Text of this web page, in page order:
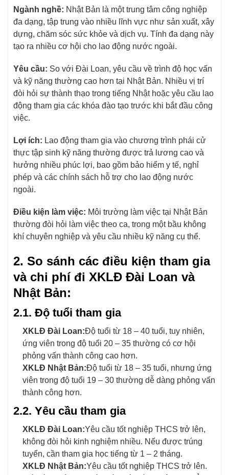
Ngành nghề: Nhật Bản là một trung tâm công nghiệp
đa dạng, tập trung vào nhiều lĩnh vực như sản xuất, xây
dựng, chăm sóc sức khỏe và dịch vụ. Tính đa dạng này
tạo ra nhiều cơ hội cho lao động nước ngoài.
Yêu cầu: So với Đài Loan, yêu cầu về trình độ học vấn
và kỹ năng thường cao hơn tại Nhật Bản. Nhiều vị trí
đòi hỏi sự thành thạo trong tiếng Nhật hoặc yêu cầu lao
động tham gia các khóa đào tạo trước khi bắt đầu công
việc.
Lợi ích: Lao động tham gia vào chương trình phái cử
thực tập sinh kỹ năng thường được trả lương cao và
hưởng nhiều phúc lợi, bao gồm bảo hiểm y tế, nghỉ
phép và các chính sách hỗ trợ cho lao động nước
ngoài.
Điều kiện làm việc: Môi trường làm việc tại Nhật Bản
thường đòi hỏi làm việc theo ca, trong một bầu không
khí chuyên nghiệp và yêu cầu nhiều kỹ năng cụ thể.
2. So sánh các điều kiện tham gia
và chi phí đi XKLĐ Đài Loan và
Nhật Bản:
2.1. Độ tuổi tham gia
XKLĐ Đài Loan:Độ tuổi từ 18 – 40 tuổi, tuy nhiên,
ứng viên trong độ tuổi 20 – 35 thường có cơ hội
phỏng vấn thành công cao hơn.
XKLĐ Nhật Bản:Độ tuổi từ 18 – 35 tuổi, nhưng ứng
viên trong độ tuổi 19 – 30 thường dễ dàng phỏng vấn
thành công hơn.
2.2. Yêu cầu tham gia
XKLĐ Đài Loan:Yêu cầu tốt nghiệp THCS trở lên,
không đòi hỏi kinh nghiệm nhiều. Nếu được trúng
tuyển, cần tham gia học tiếng từ 1 – 2 tháng.
XKLĐ Nhật Bản:Yêu cầu tốt nghiệp THCS trở lên.